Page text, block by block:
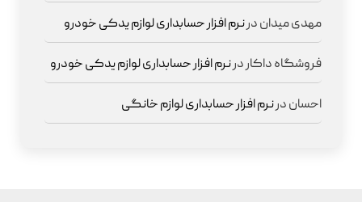
مهدی میداندرنرم افزار حسابداری لوازم یدکی خودرو
فروشگاه داکاردرنرم افزار حسابداری لوازم یدکی خودرو
احساندرنرم افزار حسابداری لوازم خانگی